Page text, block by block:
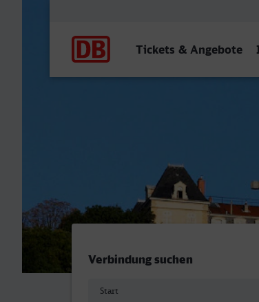
Tickets & Angebote
Verbindung suchen
Start